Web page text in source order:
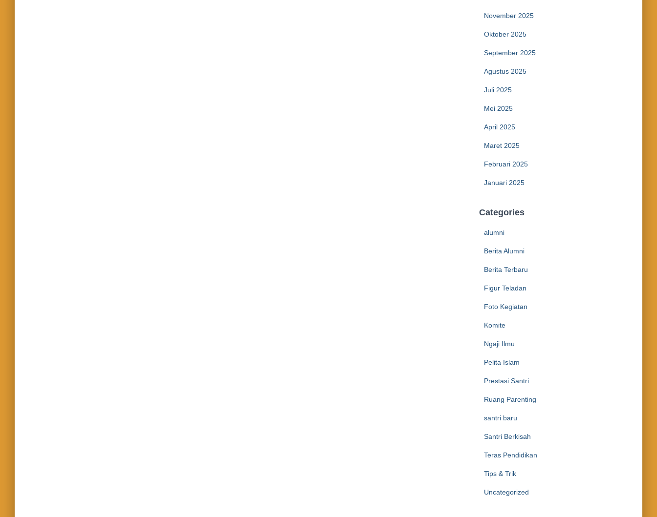
November 2025
Oktober 2025
September 2025
Agustus 2025
Juli 2025
Mei 2025
April 2025
Maret 2025
Februari 2025
Januari 2025
Categories
alumni
Berita Alumni
Berita Terbaru
Figur Teladan
Foto Kegiatan
Komite
Ngaji Ilmu
Pelita Islam
Prestasi Santri
Ruang Parenting
santri baru
Santri Berkisah
Teras Pendidikan
Tips & Trik
Uncategorized